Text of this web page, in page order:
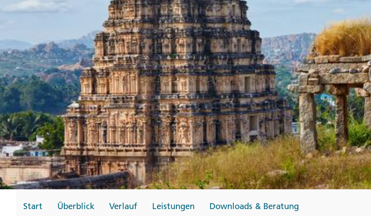
→
Gutscheine
Messen und Veranstaltungen
Notfallteam und
Krisenmanagement
→
→
Start Überblick Verlauf Leistungen Downloads & Beratung